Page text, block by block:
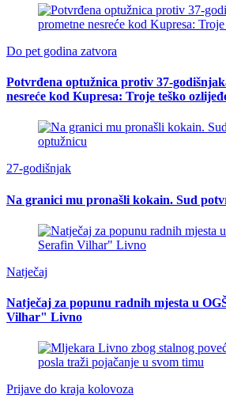
Do pet godina zatvora
Potvrđena optužnica protiv 37-
nesreće kod Kupresa: Troje teško
27-godišnjak
Na granici mu pronašli kokain. Sud
Natječaj
Natječaj za popunu radnih mjesta u
Vilhar" Livno
Prijave do kraja kolovoza